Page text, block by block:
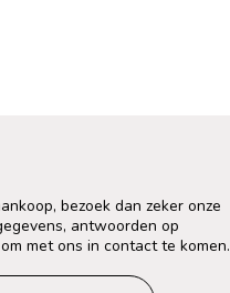
bezoek dan zeker onze
antwoorden op
met ons in contact te komen.